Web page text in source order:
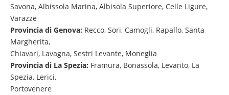
Savona, Albissola Marina, Albisola Superiore, Celle Ligure,
Varazze
Provincia di Genova: Recco, Sori, Camogli, Rapallo, Santa
Margherita,
Chiavari, Lavagna, Sestri Levante, Moneglia
Provincia di La Spezia: Framura, Bonassola, Levanto, La
Spezia, Lerici,
Portovenere